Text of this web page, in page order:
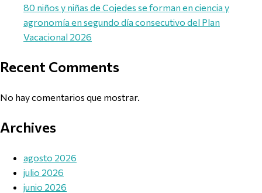
80 niños y niñas de Cojedes se forman en ciencia y
agronomía en segundo día consecutivo del Plan
Vacacional 2026
Recent Comments
No hay comentarios que mostrar.
Archives
agosto 2026
julio 2026
junio 2026